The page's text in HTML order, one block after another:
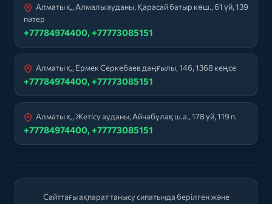
Алматы қ., Алмалы ауданы, Қарасай батыр көш., 61 үй, 139
пәтер
+77784974400, +77773085151
Алматы қ., Ермек Серкебаев даңғылы, 146, 1368 кеңсе
+77784974400, +77773085151
Алматы қ., Жетісу ауданы, Айнабұлақ ш.а., 178 үй, 119 п.
+77784974400, +77773085151
Сайттағы ақпарат танысу сипатында берілген және